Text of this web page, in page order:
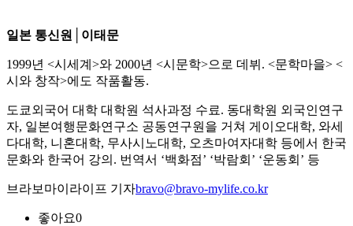
일본 통신원│이태문
1999년 <시세계>와 2000년 <시문학>으로 데뷔. <문학마을> <
시와 창작>에도 작품활동.
도쿄외국어 대학 대학원 석사과정 수료. 동대학원 외국인연구
자, 일본여행문화연구소 공동연구원을 거쳐 게이오대학, 와세
다대학, 니혼대학, 무사시노대학, 오츠마여자대학 등에서 한국
문화와 한국어 강의. 번역서 ‘백화점’ ‘박람회’ ‘운동회’ 등
브라보마이라이프 기자bravo@bravo-mylife.co.kr
좋아요0